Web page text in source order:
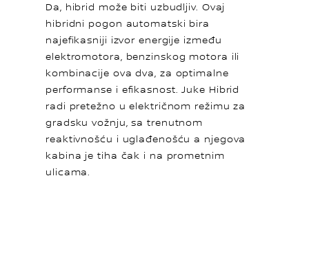
Da, hibrid može biti uzbudljiv. Ovaj
hibridni pogon automatski bira
najefikasniji izvor energije između
elektromotora, benzinskog motora ili
kombinacije ova dva, za optimalne
performanse i efikasnost. Juke Hibrid
radi pretežno u električnom režimu za
gradsku vožnju, sa trenutnom
reaktivnošću i uglađenošću a njegova
kabina je tiha čak i na prometnim
ulicama.